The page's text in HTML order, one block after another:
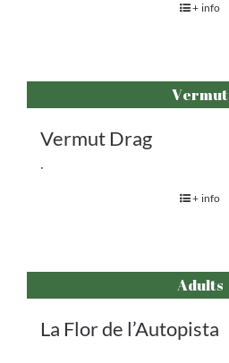
+ info
Vermut
Vermut Drag
.
+ info
Adults
La Flor de l’Autopista